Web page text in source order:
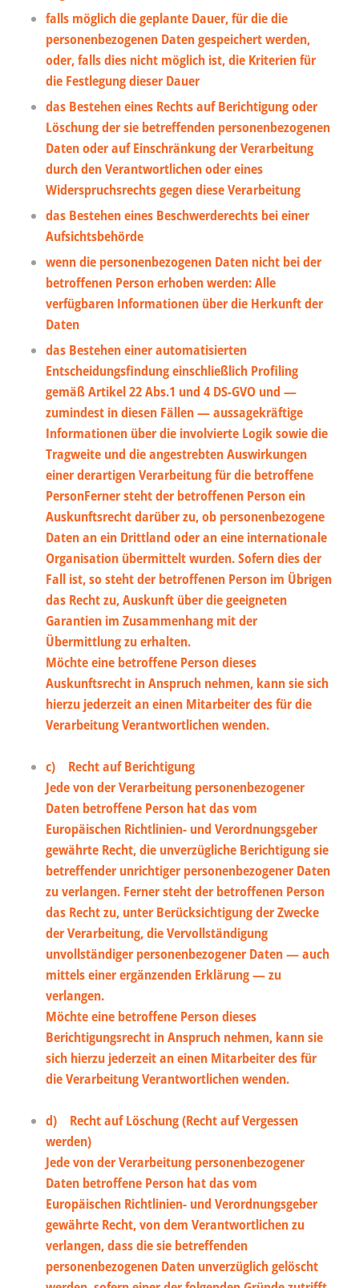
falls möglich die geplante Dauer, für die die
personenbezogenen Daten gespeichert werden,
oder, falls dies nicht möglich ist, die Kriterien für
die Festlegung dieser Dauer
das Bestehen eines Rechts auf Berichtigung oder
Löschung der sie betreffenden personenbezogenen
Daten oder auf Einschränkung der Verarbeitung
durch den Verantwortlichen oder eines
Widerspruchsrechts gegen diese Verarbeitung
das Bestehen eines Beschwerderechts bei einer
Aufsichtsbehörde
wenn die personenbezogenen Daten nicht bei der
betroffenen Person erhoben werden: Alle
verfügbaren Informationen über die Herkunft der
Daten
das Bestehen einer automatisierten
Entscheidungsfindung einschließlich Profiling
gemäß Artikel 22 Abs.1 und 4 DS-GVO und —
zumindest in diesen Fällen — aussagekräftige
Informationen über die involvierte Logik sowie die
Tragweite und die angestrebten Auswirkungen
einer derartigen Verarbeitung für die betroffene
PersonFerner steht der betroffenen Person ein
Auskunftsrecht darüber zu, ob personenbezogene
Daten an ein Drittland oder an eine internationale
Organisation übermittelt wurden. Sofern dies der
Fall ist, so steht der betroffenen Person im Übrigen
das Recht zu, Auskunft über die geeigneten
Garantien im Zusammenhang mit der
Übermittlung zu erhalten.
Möchte eine betroffene Person dieses
Auskunftsrecht in Anspruch nehmen, kann sie sich
hierzu jederzeit an einen Mitarbeiter des für die
Verarbeitung Verantwortlichen wenden.
c) Recht auf Berichtigung
Jede von der Verarbeitung personenbezogener
Daten betroffene Person hat das vom
Europäischen Richtlinien- und Verordnungsgeber
gewährte Recht, die unverzügliche Berichtigung sie
betreffender unrichtiger personenbezogener Daten
zu verlangen. Ferner steht der betroffenen Person
das Recht zu, unter Berücksichtigung der Zwecke
der Verarbeitung, die Vervollständigung
unvollständiger personenbezogener Daten — auch
mittels einer ergänzenden Erklärung — zu
verlangen.
Möchte eine betroffene Person dieses
Berichtigungsrecht in Anspruch nehmen, kann sie
sich hierzu jederzeit an einen Mitarbeiter des für
die Verarbeitung Verantwortlichen wenden.
d) Recht auf Löschung (Recht auf Vergessen
werden)
Jede von der Verarbeitung personenbezogener
Daten betroffene Person hat das vom
Europäischen Richtlinien- und Verordnungsgeber
gewährte Recht, von dem Verantwortlichen zu
verlangen, dass die sie betreffenden
personenbezogenen Daten unverzüglich gelöscht